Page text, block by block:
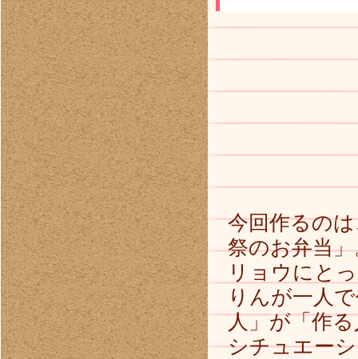
今回作るの
祭のお弁当
リョウにと
りんが一人
人」が「作
シチュエー